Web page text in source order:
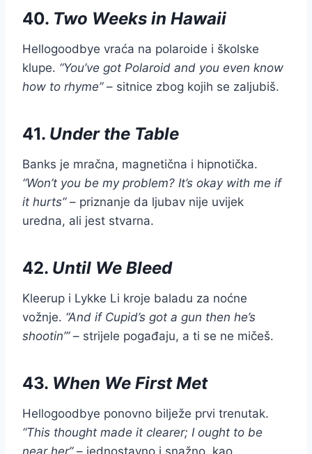
40. Two Weeks in Hawaii
Hellogoodbye vraća na polaroide i školske
klupe. “You’ve got Polaroid and you even know
how to rhyme”– sitnice zbog kojih se zaljubiš.
41. Under the Table
Banks je mračna, magnetična i hipnotička.
“Won’t you be my problem? It’s okay with me if
it hurts”– priznanje da ljubav nije uvijek
uredna, ali jest stvarna.
42. Until We Bleed
Kleerup i Lykke Li kroje baladu za noćne
vožnje. “And if Cupid’s got a gun then he’s
shootin’”– strijele pogađaju, a ti se ne mičeš.
43. When We First Met
Hellogoodbye ponovno bilježe prvi trenutak.
“This thought made it clearer; I ought to be